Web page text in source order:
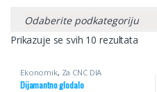
Prikazuje se svih 10 rezultata
Ekonomik, Za CNC DIA
Dijamantno glodalo